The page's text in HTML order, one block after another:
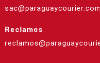
sac@paraguaycourier.com
Reclamos